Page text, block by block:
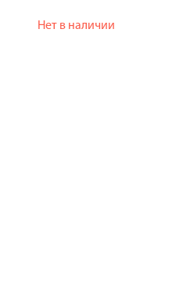
Нет в наличии